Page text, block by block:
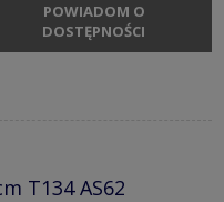
POWIADOM O
DOSTĘPNOŚCI
T134 AS62